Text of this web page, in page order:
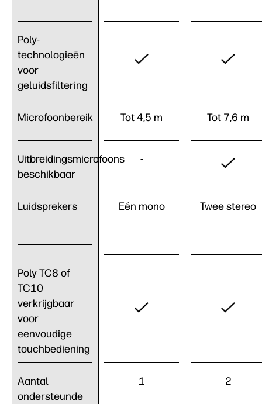
Poly-
technologieën
voor
geluidsfiltering
Microfoonbereik
Uitbreidingsmicrofoons
beschikbaar
Luidsprekers
Poly TC8 of
TC10
verkrijgbaar
voor
eenvoudige
touchbediening
Aantal
ondersteunde
Tot 4,5 m
-
Eén mono
1
Tot 7,6 m
Twee stereo
2